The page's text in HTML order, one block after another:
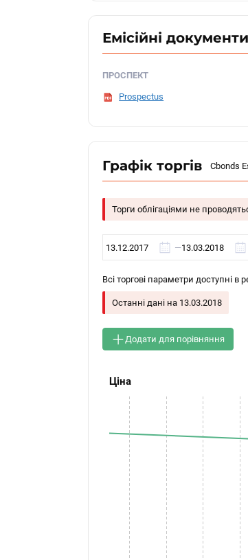
Емісійні документи
ПРОСПЕКТ
Prospectus
Графік торгів Cbonds
Торги облігаціями не
—
Всі торгові параметри доступні в
Останні дані на 13.03.2018
Додати для порівняння
Ціна